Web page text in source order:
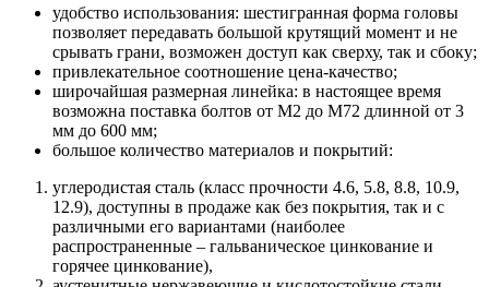
удобство использования: шестигранная форма головы
позволяет передавать большой крутящий момент и не
срывать грани, возможен доступ как сверху, так и сбоку;
привлекательное соотношение цена-качество;
широчайшая размерная линейка: в настоящее время
возможна поставка болтов от М2 до М72 длинной от 3
мм до 600 мм;
большое количество материалов и покрытий:
углеродистая сталь (класс прочности 4.6, 5.8, 8.8, 10.9,
12.9), доступны в продаже как без покрытия, так и с
различными его вариантами (наиболее
распространенные – гальваническое цинкование и
горячее цинкование),